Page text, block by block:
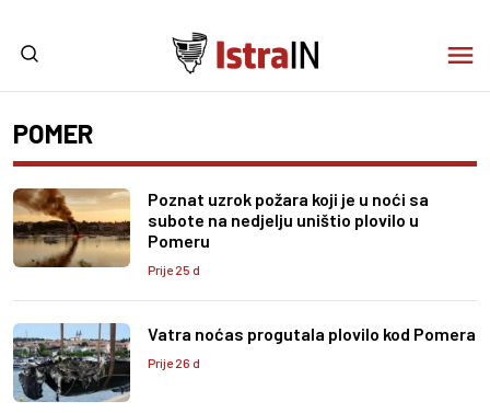
POMER
Poznat uzrok požara koji je u noći sa
subote na nedjelju uništio plovilo u
Pomeru
Prije 25 d
Vatra noćas progutala plovilo kod Pomera
Prije 26 d